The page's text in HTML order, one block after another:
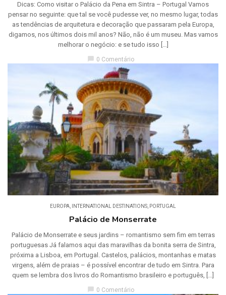
Dicas: Como visitar o Palácio da Pena em Sintra – Portugal Vamos
pensar no seguinte: que tal se você pudesse ver, no mesmo lugar, todas
as tendências de arquitetura e decoração que passaram pela Europa,
digamos, nos últimos dois mil anos? Não, não é um museu. Mas vamos
melhorar o negócio: e se tudo isso […]
chat_bubble 0 Comentário
EUROPA INTERNATIONAL DESTINATIONS PORTUGAL
Palácio de Monserrate
Palácio de Monserrate e seus jardins – romantismo sem fim em terras
portuguesas Já falamos aqui das maravilhas da bonita serra de Sintra,
próxima a Lisboa, em Portugal. Castelos, palácios, montanhas e matas
virgens, além de praias – é possível encontrar de tudo em Sintra. Para
quem se lembra dos livros do Romantismo brasileiro e português, […]
0 Comentário